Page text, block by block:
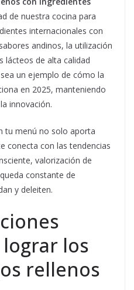
de nuestra cocina para
internacionales con
andinos, la utilización
lácteos de alta calidad
un ejemplo de cómo la
en 2025, manteniendo
innovación.
tu menú no solo aporta
conecta con las tendencias
valorización de
constante de
y deleiten.
los
rellenos